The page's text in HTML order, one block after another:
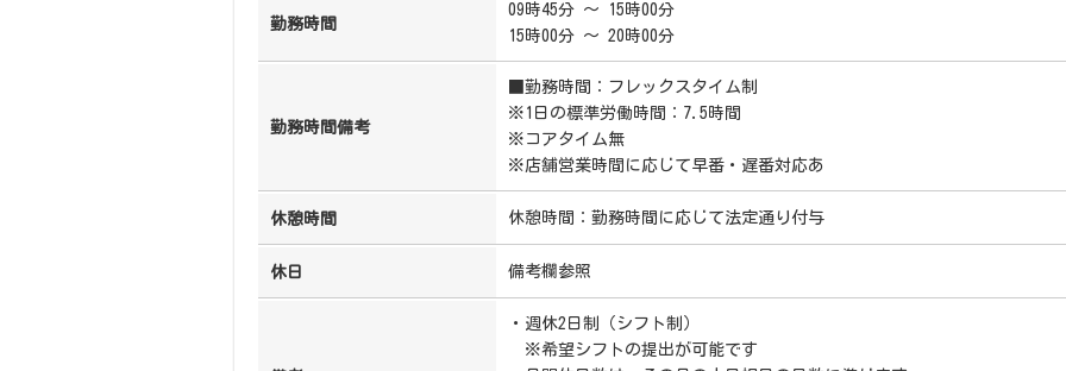
勤務時間
09時45分 ～ 15時00分
15時00分 ～ 20時00分
勤務時間備考
■勤務時間：フレックスタイム制
※1日の標準労働時間：7.5時間
※コアタイム無
※店舗営業時間に応じて早番・遅番対応あ
休憩時間 休憩時間：勤務時間に応じて法定通り付与
休日 備考欄参照
・週休2日制（シフト制）
※希望シフトの提出が可能です